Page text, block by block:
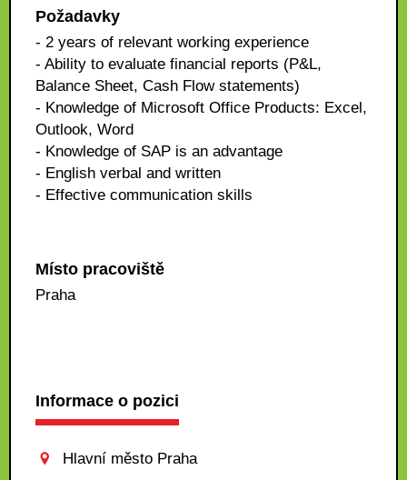
Požadavky
- 2 years of relevant working experience
- Ability to evaluate financial reports (P&L,
Balance Sheet, Cash Flow statements)
- Knowledge of Microsoft Office Products: Excel,
Outlook, Word
- Knowledge of SAP is an advantage
- English verbal and written
- Effective communication skills
Místo pracoviště
Praha
Informace o pozici
Hlavní město Praha